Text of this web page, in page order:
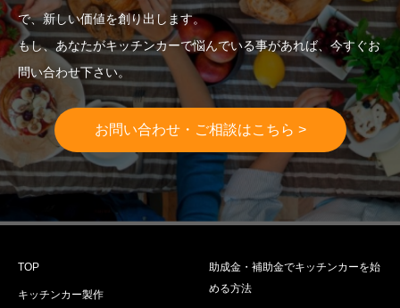
で、新しい価値を創り出します。
もし、あなたがキッチンカーで悩んでいる事があれば、今すぐお
問い合わせ下さい。
お問い合わせ・ご相談はこちら >
TOP
キッチンカー製作
助成金・補助金でキッチンカーを始
める方法